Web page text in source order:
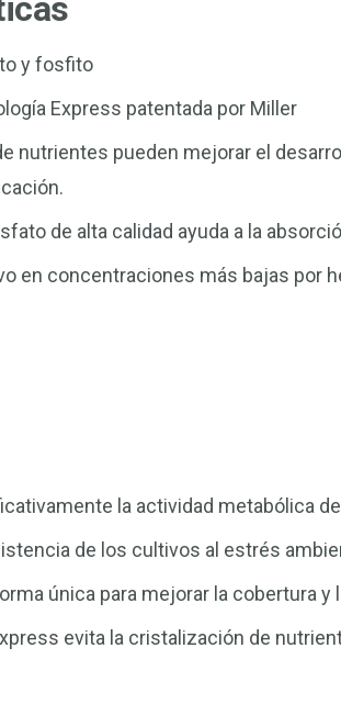
y fosfito
Express patentada por Miller
nutrientes pueden mejorar el
de alta calidad ayuda a la
en concentraciones más bajas
la actividad metabólica
de los cultivos al estrés
única para mejorar la cobertura y
evita la cristalización de